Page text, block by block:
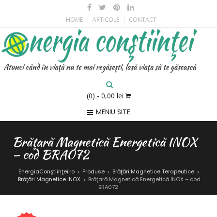
HOME ARTICOLE CONTACT
(0) - 0,00 lei
MENIU SITE
Brăţară Magnetică Energetică INOX
– cod BRA072
EnergiaConştiinţei.ro > Produse > Brăţări Magnetice Terapeutice >
Brăţări Magnetice INOX > Brăţară Magnetică Energetică INOX – cod
BRA072